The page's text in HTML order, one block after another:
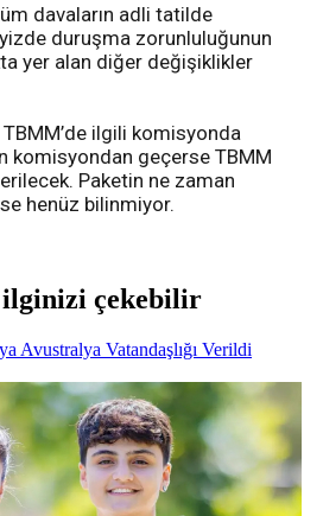
davaların adli tatilde
duruşma zorunluluğunun
yer alan diğer değişiklikler
ilgili komisyonda
komisyondan geçerse TBMM
Paketin ne zaman
henüz bilinmiyor.
çekebilir
Avustralya Vatandaşlığı Verildi